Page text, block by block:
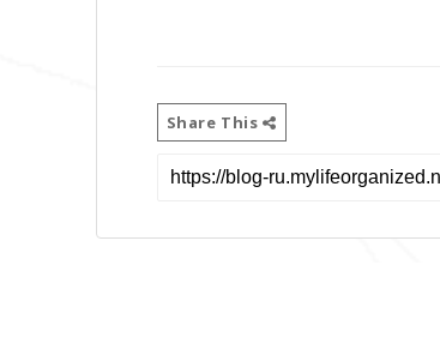
Share This